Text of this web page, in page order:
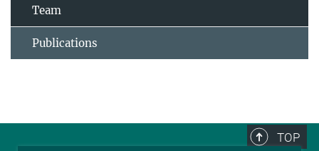
Team
Publications
TOP